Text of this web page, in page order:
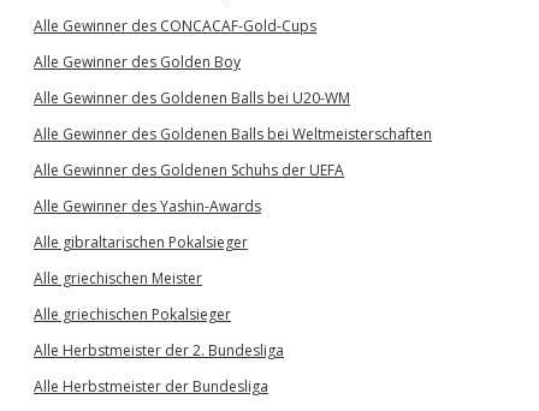
Alle Gewinner des CONCACAF-Gold-Cups
Alle Gewinner des Golden Boy
Alle Gewinner des Goldenen Balls bei U20-WM
Alle Gewinner des Goldenen Balls bei Weltmeisterschaften
Alle Gewinner des Goldenen Schuhs der UEFA
Alle Gewinner des Yashin-Awards
Alle gibraltarischen Pokalsieger
Alle griechischen Meister
Alle griechischen Pokalsieger
Alle Herbstmeister der 2. Bundesliga
Alle Herbstmeister der Bundesliga